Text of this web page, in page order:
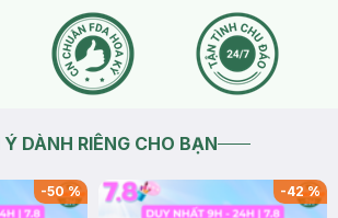
phím 2) để được tư vấn chi tiết giúp mình
Ý DÀNH RIÊNG CHO BẠN
-50% -42%